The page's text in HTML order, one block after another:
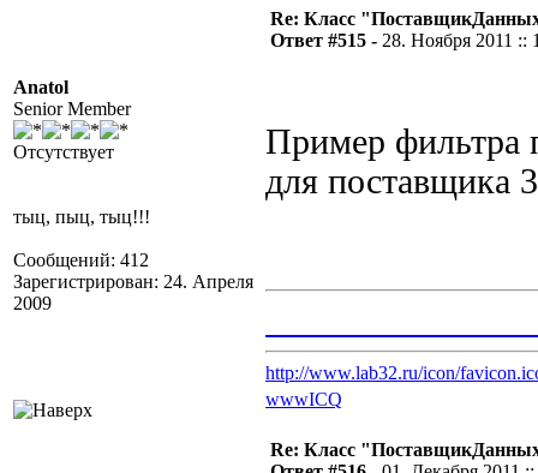
Anatol
Senior Member
Отсутствует
тыц, пыц, тыц!!!
Сообщений: 412
Зарегистрирован: 24. Апреля
2009
Re: Класс
Ответ #515 - 28. Ноября 2011 ::
Пример
для поставщика
http://www.lab32.ru/icon/
wwwICQ
Re: Класс